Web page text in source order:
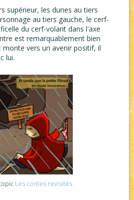
supérieur, les dunes au tiers
au tiers gauche, le cerf-
du cerf-volant dans l'axe
est remarquablement bien
vers un avenir positif, il
lui.
Les contes revisités